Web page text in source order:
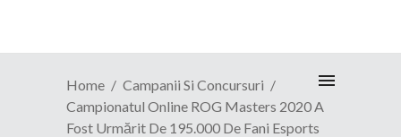
Home
Campanii Si Concursuri
Campionatul Online ROG Masters 2020 A
Fost Urmărit De 195.000 De Fani Esports